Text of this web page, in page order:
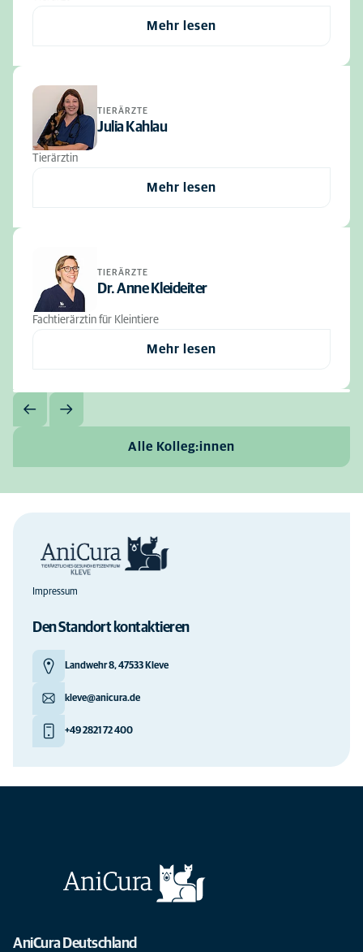
Mehr lesen
TIERÄRZTE
Julia Kahlau
Tierärztin
Mehr lesen
TIERÄRZTE
Dr. Anne Kleideiter
Fachtierärztin für Kleintiere
Mehr lesen
Alle Kolleg:innen
Impressum
Den Standort kontaktieren
Landwehr 8, 47533 Kleve
kleve@anicura.de
+49 2821 72 400
AniCura Deutschland